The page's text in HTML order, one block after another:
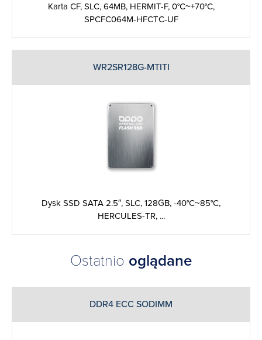
Karta CF, SLC, 64MB, HERMIT-F, 0°C~+70°C,
SPCFC064M-HFCTC-UF
WR2SR128G-MTITI
Dysk SSD SATA 2.5″, SLC, 128GB, -40°C~85°C,
HERCULES-TR, ...
Ostatnio oglądane
DDR4 ECC SODIMM